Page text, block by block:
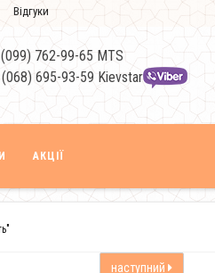
Відгуки
762-99-65 MTS
695-93-59 Kievstar
АКЦІЇ
наступний